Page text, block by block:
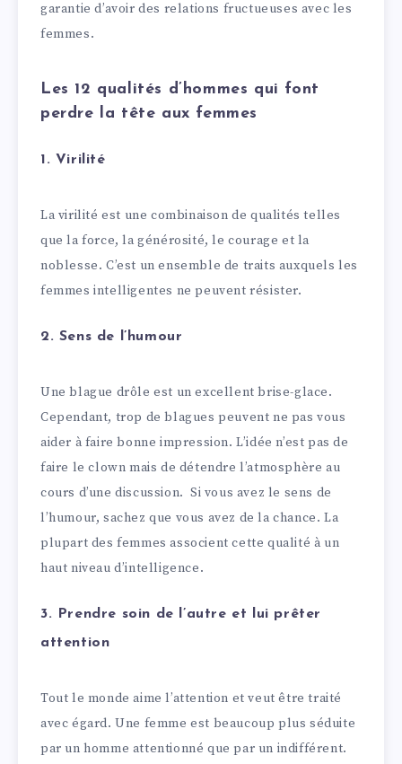
garantie d’avoir des relations fructueuses avec les
femmes.
Les 12 qualités d’hommes qui font
perdre la tête aux femmes
1. Virilité
La virilité est une combinaison de qualités telles
que la force, la générosité, le courage et la
noblesse. C’est un ensemble de traits auxquels les
femmes intelligentes ne peuvent résister.
2. Sens de l’humour
Une blague drôle est un excellent brise-glace.
Cependant, trop de blagues peuvent ne pas vous
aider à faire bonne impression. L’idée n’est pas de
faire le clown mais de détendre l’atmosphère au
cours d’une discussion. Si vous avez le sens de
l’humour, sachez que vous avez de la chance. La
plupart des femmes associent cette qualité à un
haut niveau d’intelligence.
3. Prendre soin de l’autre et lui prêter
attention
Tout le monde aime l’attention et veut être traité
avec égard. Une femme est beaucoup plus séduite
par un homme attentionné que par un indifférent.